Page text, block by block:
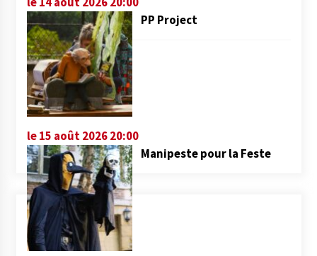
PP Project
le 15 août 2026 20:00
Manipeste pour la Feste